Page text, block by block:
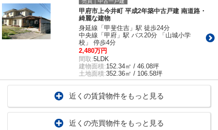
甲府市上今井町 平成2年築中古戸建 南道路・
綺麗な建物
身延線「甲斐住吉」駅 徒歩24分
中央線「甲府」駅 バス20分 「山城小学
校」 停歩4分
2,480万円
間取:5LDK
建物面積:152.34㎡ / 46.08坪
土地面積:352.36㎡ / 106.58坪
近くの賃貸物件をもっと見る
近くの売買物件をもっと見る